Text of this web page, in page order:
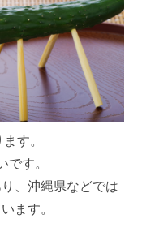
す。
です。
、沖縄県などでは
ます。